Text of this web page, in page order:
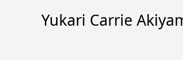
Yukari Carrie